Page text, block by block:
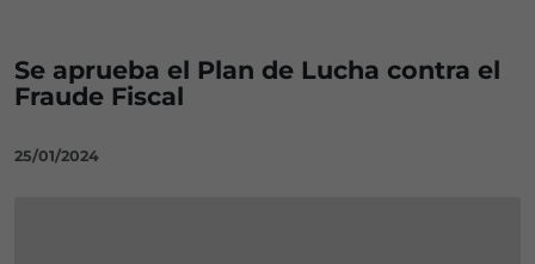
Se aprueba el Plan de Lucha contra el
Fraude Fiscal
25/01/2024